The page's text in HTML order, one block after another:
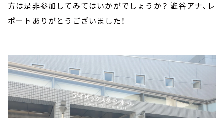
方は是非参加してみてはいかがでしょうか？ 澁谷アナ、レ
ポートありがとうございました！